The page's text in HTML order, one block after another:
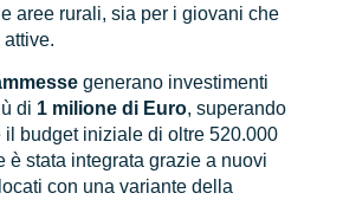
aree rurali, sia per i giovani che
generano investimenti
di 1 milione di Euro, superando
budget iniziale di oltre 520.000
è stata integrata grazie a nuovi
con una variante della